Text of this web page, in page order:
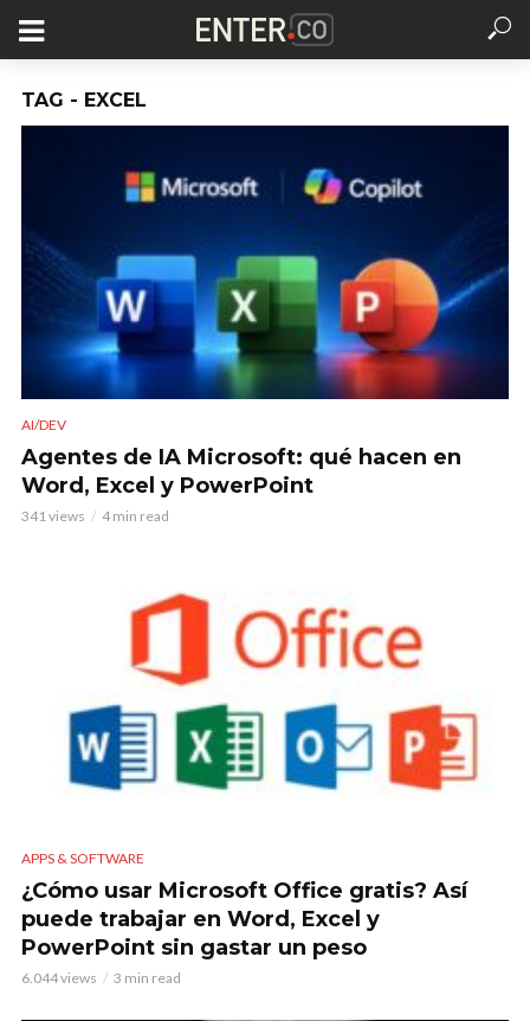
TAG - EXCEL
AI/DEV
Agentes de IA Microsoft: qué hacen en
Word, Excel y PowerPoint
341 views 4 min read
APPS & SOFTWARE
¿Cómo usar Microsoft Office gratis? Así
puede trabajar en Word, Excel y
PowerPoint sin gastar un peso
6.044 views 3 min read